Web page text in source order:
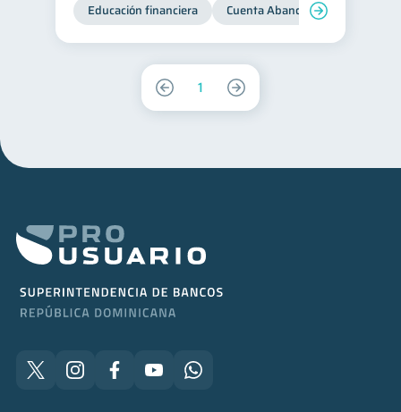
Educación financiera Cuenta Abandonada
1